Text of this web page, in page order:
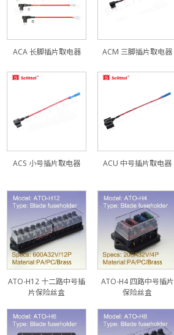
ACA 长脚插片取电器 ACM 三脚插片取电器
ACS 小号插片取电器 ACU 中号插片取电器
ATO-H12 十二路中号插
片保险丝盒
ATO-H4 四路中号插片
保险丝盒